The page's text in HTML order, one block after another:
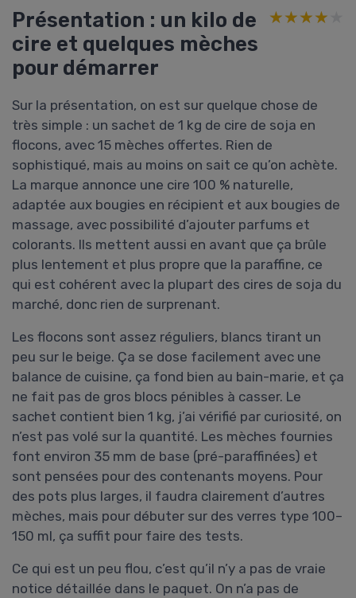
Présentation : un kilo de
cire et quelques mèches
pour démarrer
★★★★★
★★★★★
Sur la présentation, on est sur quelque chose de
très simple : un sachet de 1 kg de cire de soja en
flocons, avec 15 mèches offertes. Rien de
sophistiqué, mais au moins on sait ce qu’on achète.
La marque annonce une cire 100 % naturelle,
adaptée aux bougies en récipient et aux bougies de
massage, avec possibilité d’ajouter parfums et
colorants. Ils mettent aussi en avant que ça brûle
plus lentement et plus propre que la paraffine, ce
qui est cohérent avec la plupart des cires de soja du
marché, donc rien de surprenant.
Les flocons sont assez réguliers, blancs tirant un
peu sur le beige. Ça se dose facilement avec une
balance de cuisine, ça fond bien au bain-marie, et ça
ne fait pas de gros blocs pénibles à casser. Le
sachet contient bien 1 kg, j’ai vérifié par curiosité, on
n’est pas volé sur la quantité. Les mèches fournies
font environ 35 mm de base (pré-paraffinées) et
sont pensées pour des contenants moyens. Pour
des pots plus larges, il faudra clairement d’autres
mèches, mais pour débuter sur des verres type 100–
150 ml, ça suffit pour faire des tests.
Ce qui est un peu flou, c’est qu’il n’y a pas de vraie
notice détaillée dans le paquet. On n’a pas de